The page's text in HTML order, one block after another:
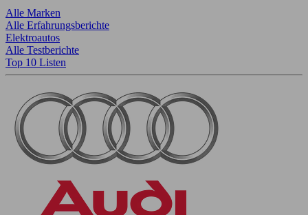
Alle Marken
Alle Erfahrungsberichte
Elektroautos
Alle Testberichte
Top 10 Listen